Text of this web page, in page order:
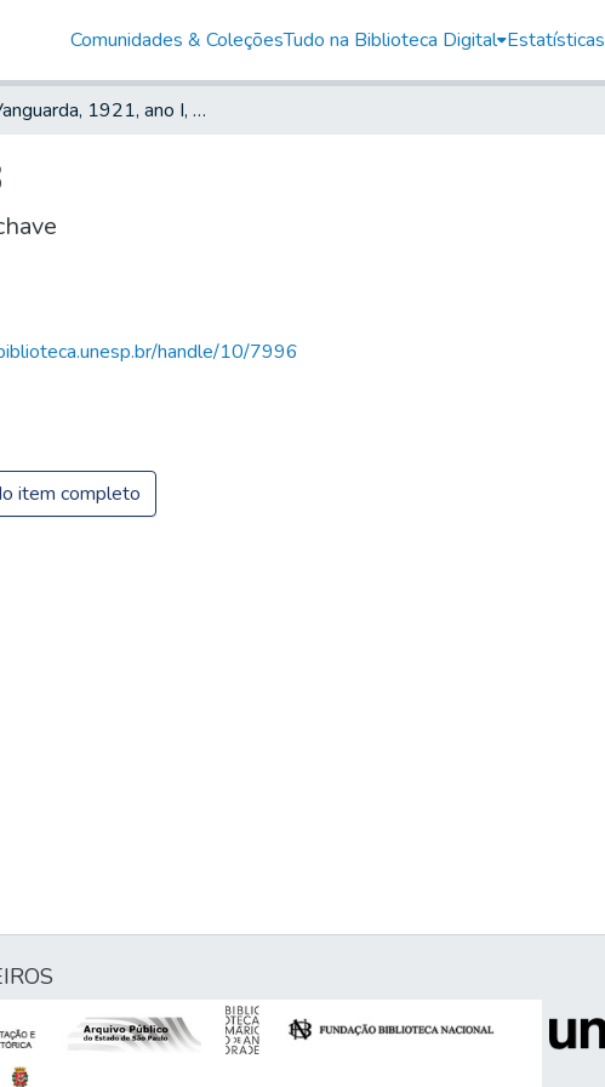
Comunidades & ColeçõesTudo na Biblioteca Digital Estatísticas
A Vanguarda, 1921, ano I, n 08
handle/10/7996
item completo